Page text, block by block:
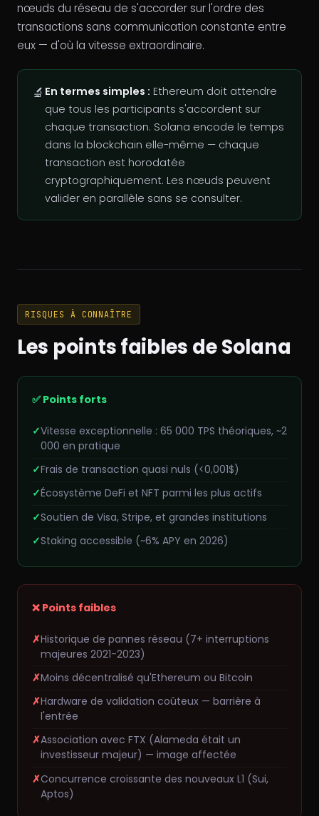
nœuds du réseau de s'accorder sur l'ordre des
transactions sans communication constante entre
eux — d'où la vitesse extraordinaire.
🔬 En termes simples : Ethereum doit attendre
que tous les participants s'accordent sur
chaque transaction. Solana encode le temps
dans la blockchain elle-même — chaque
transaction est horodatée
cryptographiquement. Les nœuds peuvent
valider en parallèle sans se consulter.
RISQUES À CONNAÎTRE
Les points faibles de Solana
✅ Points forts
Vitesse exceptionnelle : 65 000 TPS théoriques, ~2
000 en pratique
Frais de transaction quasi nuls (<0,001$)
Écosystème DeFi et NFT parmi les plus actifs
Soutien de Visa, Stripe, et grandes institutions
Staking accessible (~6% APY en 2026)
❌ Points faibles
Historique de pannes réseau (7+ interruptions
majeures 2021-2023)
Moins décentralisé qu'Ethereum ou Bitcoin
Hardware de validation coûteux — barrière à
l'entrée
Association avec FTX (Alameda était un
investisseur majeur) — image affectée
Concurrence croissante des nouveaux L1 (Sui,
Aptos)